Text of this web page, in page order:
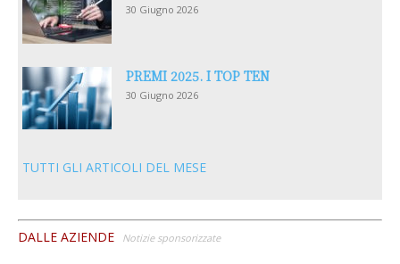
30 Giugno 2026
PREMI 2025. I TOP TEN
30 Giugno 2026
TUTTI GLI ARTICOLI DEL MESE
DALLE AZIENDE Notizie sponsorizzate